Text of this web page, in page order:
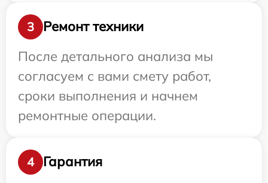
3
Ремонт техники
После детального анализа мы
согласуем с вами смету работ,
сроки выполнения и начнем
ремонтные операции.
4
Гарантия